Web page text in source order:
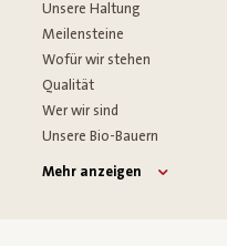
Unsere Haltung
Meilensteine
Wofür wir stehen
Qualität
Wer wir sind
Unsere Bio-Bauern
Mehr anzeigen